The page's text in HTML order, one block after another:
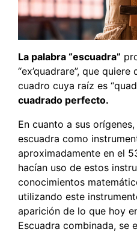
La palabra “escuadra”
“ex’quadrare”, que
cuadro cuya raíz es
cuadrado perfecto.
En cuanto a sus
escuadra como
aproximadamente en el
hacían uso de estos
conocimientos
utilizando este
aparición de lo que hoy
Escuadra combinada, se